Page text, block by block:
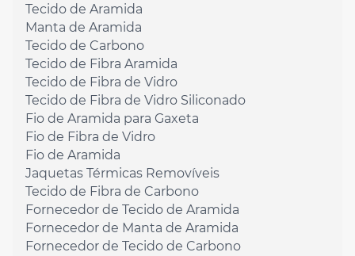
Tecido de Aramida
Manta de Aramida
Tecido de Carbono
Tecido de Fibra Aramida
Tecido de Fibra de Vidro
Tecido de Fibra de Vidro Siliconado
Fio de Aramida para Gaxeta
Fio de Fibra de Vidro
Fio de Aramida
Jaquetas Térmicas Removíveis
Tecido de Fibra de Carbono
Fornecedor de Tecido de Aramida
Fornecedor de Manta de Aramida
Fornecedor de Tecido de Carbono